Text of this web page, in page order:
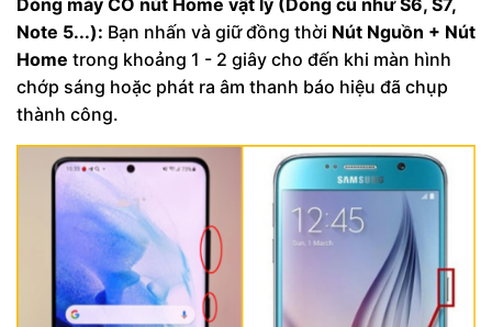
Dòng máy CÓ nút Home vật lý (Dòng cũ như S6, S7,
Note 5...): Bạn nhấn và giữ đồng thời Nút Nguồn + Nút
Home trong khoảng 1 - 2 giây cho đến khi màn hình
chớp sáng hoặc phát ra âm thanh báo hiệu đã chụp
thành công.